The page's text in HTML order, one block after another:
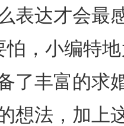
表达才会最
怕，小编特
了丰富的求
想法，加上